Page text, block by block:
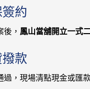
約
後， 鳳山當舖開立一式
款
過，現場清點現金或匯